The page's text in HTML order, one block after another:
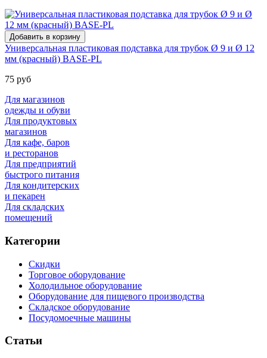
Универсальная пластиковая подставка для трубок Ø 9 и Ø 12
мм (красный) BASE-PL
75 руб
Для магазинов
одежды и обуви
Для продуктовых
магазинов
Для кафе, баров
и ресторанов
Для предприятий
быстрого питания
Для кондитерских
и пекарен
Для складских
помещений
Категории
Скидки
Торговое оборудование
Холодильное оборудование
Оборудование для пищевого производства
Складское оборудование
Посудомоечные машины
Статьи